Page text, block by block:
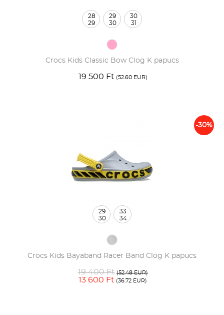
Crocs Kids Classic Bow Clog K papucs
19 500 Ft (52.60 EUR)
28
29
29
30
30
31
-30%
Crocs Kids Bayaband Racer Band Clog K papucs
19 400 Ft (52.48 EUR)
13 600 Ft (36.72 EUR)
29
30
33
34